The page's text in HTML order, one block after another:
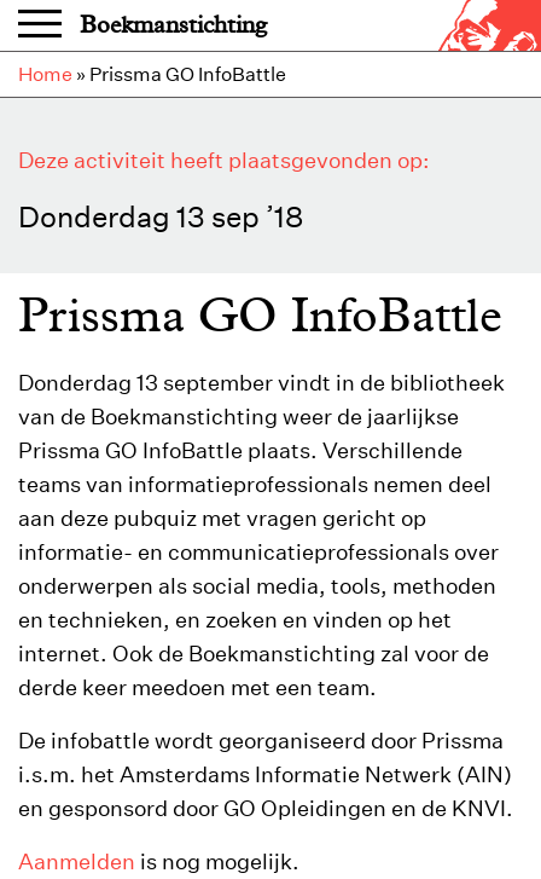
Overslaan en naar de inhoud gaan
Boekmanstichting
Home » Prissma GO InfoBattle
Deze activiteit heeft plaatsgevonden op:
Donderdag 13 sep ’18
Prissma GO InfoBattle
Donderdag 13 september vindt in de bibliotheek
van de Boekmanstichting weer de jaarlijkse
Prissma GO InfoBattle plaats. Verschillende
teams van informatieprofessionals nemen deel
aan deze pubquiz met vragen gericht op
informatie- en communicatieprofessionals over
onderwerpen als social media, tools, methoden
en technieken, en zoeken en vinden op het
internet. Ook de Boekmanstichting zal voor de
derde keer meedoen met een team.
De infobattle wordt georganiseerd door Prissma
i.s.m. het Amsterdams Informatie Netwerk (AIN)
en gesponsord door GO Opleidingen en de KNVI.
Aanmelden is nog mogelijk.